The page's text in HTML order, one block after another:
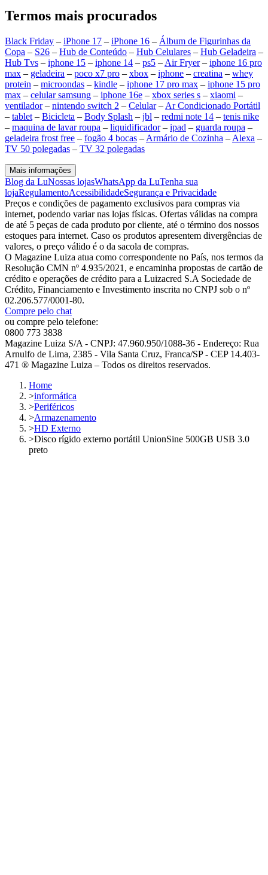
Termos mais procurados
Black Friday – iPhone 17 – iPhone 16 – Álbum de Figurinhas da
Copa – S26 – Hub de Conteúdo – Hub Celulares – Hub Geladeira –
Hub Tvs – iphone 15 – iphone 14 – ps5 – Air Fryer– iphone 16 pro
max – geladeira – poco x7 pro – xbox – iphone – creatina – whey
protein – microondas – kindle – iphone 17 pro max – iphone 15 pro
max – celular samsung – iphone 16e – xbox series s – xiaomi –
ventilador– nintendo switch 2 – Celular– Ar Condicionado Portátil
– tablet – Bicicleta – Body Splash – jbl – redmi note 14 – tenis nike
– maquina de lavar roupa – liquidificador– ipad – guarda roupa –
geladeira frost free – fogão 4 bocas – Armário de Cozinha – Alexa –
TV 50 polegadas – TV 32 polegadas
Mais informações
Blog da LuNossas lojasWhatsApp da LuTenha sua
lojaRegulamentoAcessibilidadeSegurança e Privacidade
Preços e condições de pagamento exclusivos para compras via
internet, podendo variar nas lojas físicas. Ofertas válidas na compra
de até 5 peças de cada produto por cliente, até o término dos nossos
estoques para internet. Caso os produtos apresentem divergências de
valores, o preço válido é o da sacola de compras.
O Magazine Luiza atua como correspondente no País, nos termos da
Resolução CMN nº 4.935/2021, e encaminha propostas de cartão de
crédito e operações de crédito para a Luizacred S.A Sociedade de
Crédito, Financiamento e Investimento inscrita no CNPJ sob o nº
02.206.577/0001-80.
Compre pelo chat
ou compre pelo telefone:
0800 773 3838
Magazine Luiza S/A - CNPJ: 47.960.950/1088-36 - Endereço: Rua
Arnulfo de Lima, 2385 - Vila Santa Cruz, Franca/SP - CEP 14.403-
471 ® Magazine Luiza – Todos os direitos reservados.
Home
>informática
>Periféricos
>Armazenamento
>HD Externo
>Disco rígido externo portátil UnionSine 500GB USB 3.0
preto